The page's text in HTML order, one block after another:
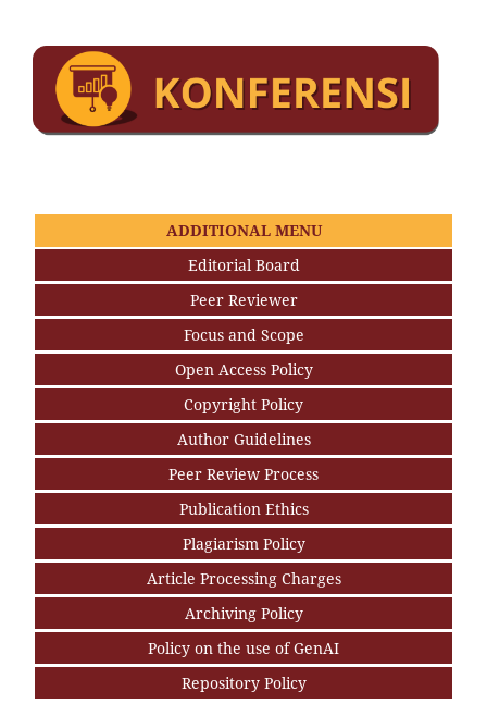
ADDITIONAL MENU
Editorial Board
Peer Reviewer
Focus and Scope
Open Access Policy
Copyright Policy
Author Guidelines
Peer Review Process
Publication Ethics
Plagiarism Policy
Article Processing Charges
Archiving Policy
Policy on the use of GenAI
Repository Policy